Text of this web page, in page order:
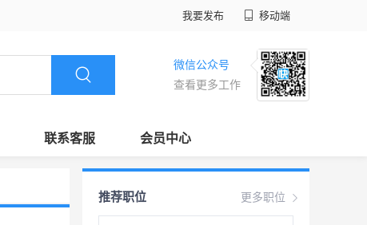
我要发布 移动端
微信公众号
查看更多工作
联系客服 会员中心
更多职位
推荐职位